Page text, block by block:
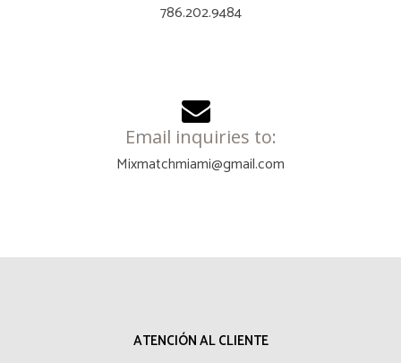
786.202.9484
Email inquiries to:
Mixmatchmiami@gmail.com
ATENCIÓN AL CLIENTE